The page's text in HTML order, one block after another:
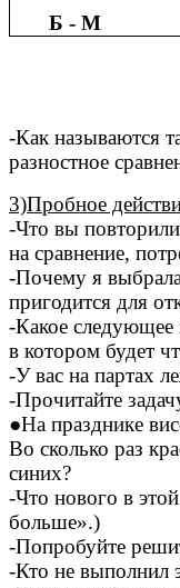
Б - М
-Как называются
разностное
3)Пробное
-Что вы
на сравнение,
-Почему я
пригодится для
-Какое следующее
в котором будет
-У вас на партах
-Прочитайте
●На празднике
Во сколько раз
синих?
-Что нового в
больше».)
-Попробуйте
-Кто не выполнил